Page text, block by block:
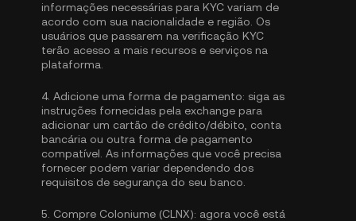
informações necessárias para KYC variam de
acordo com sua nacionalidade e região. Os
usuários que passarem na verificação KYC
terão acesso a mais recursos e serviços na
plataforma.
4. Adicione uma forma de pagamento: siga as
instruções fornecidas pela exchange para
adicionar um cartão de crédito/débito, conta
bancária ou outra forma de pagamento
compatível. As informações que você precisa
fornecer podem variar dependendo dos
requisitos de segurança do seu banco.
5. Compre Coloniume (CLNX): agora você está